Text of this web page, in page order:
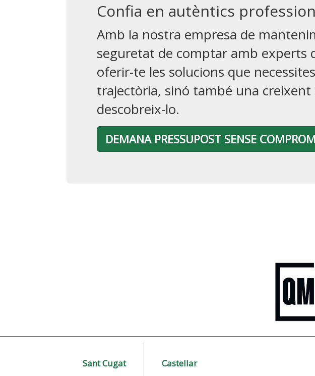
Confia en autèntics
jumbotron
Amb la nostra empresa de
seguretat de comptar amb experts
oferir-te les solucions que
trajectòria, sinó també una creixent
descobreix-lo.
DEMANA PRESSUPOST SENSE
Sant Cugat Castellar